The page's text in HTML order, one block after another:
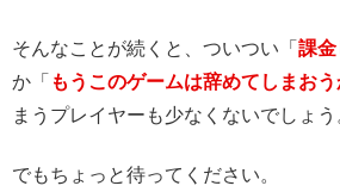
そんなことが続くと、ついつい「 課
か「 もうこのゲームは辞めてしまおう
まうプレイヤーも少なくないでしょう
でもちょっと待ってください。